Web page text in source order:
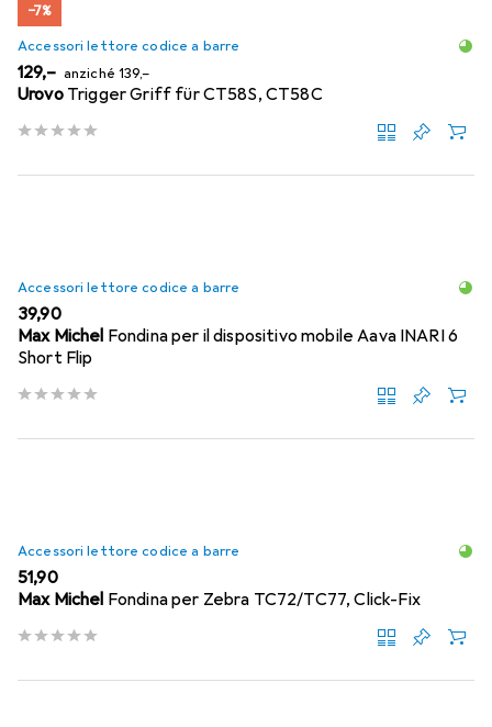
−7%
Accessori lettore codice a barre
EUR
129,– anziché EUR
139,–
Urovo Trigger Griff für CT58S, CT58C
Accessori lettore codice a barre
EUR
39,90
Max Michel Fondina per il dispositivo mobile Aava INARI 6
Short Flip
Accessori lettore codice a barre
EUR
51,90
Max Michel Fondina per Zebra TC72/TC77, Click-Fix